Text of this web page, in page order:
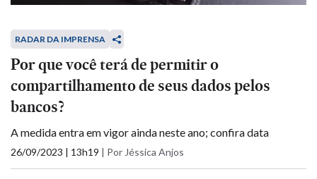
RADAR DA IMPRENSA
Por que você terá de permitir o
compartilhamento de seus dados pelos
bancos?
A medida entra em vigor ainda neste ano; confira data
26/09/2023 | 13h19 | Por Jéssica Anjos